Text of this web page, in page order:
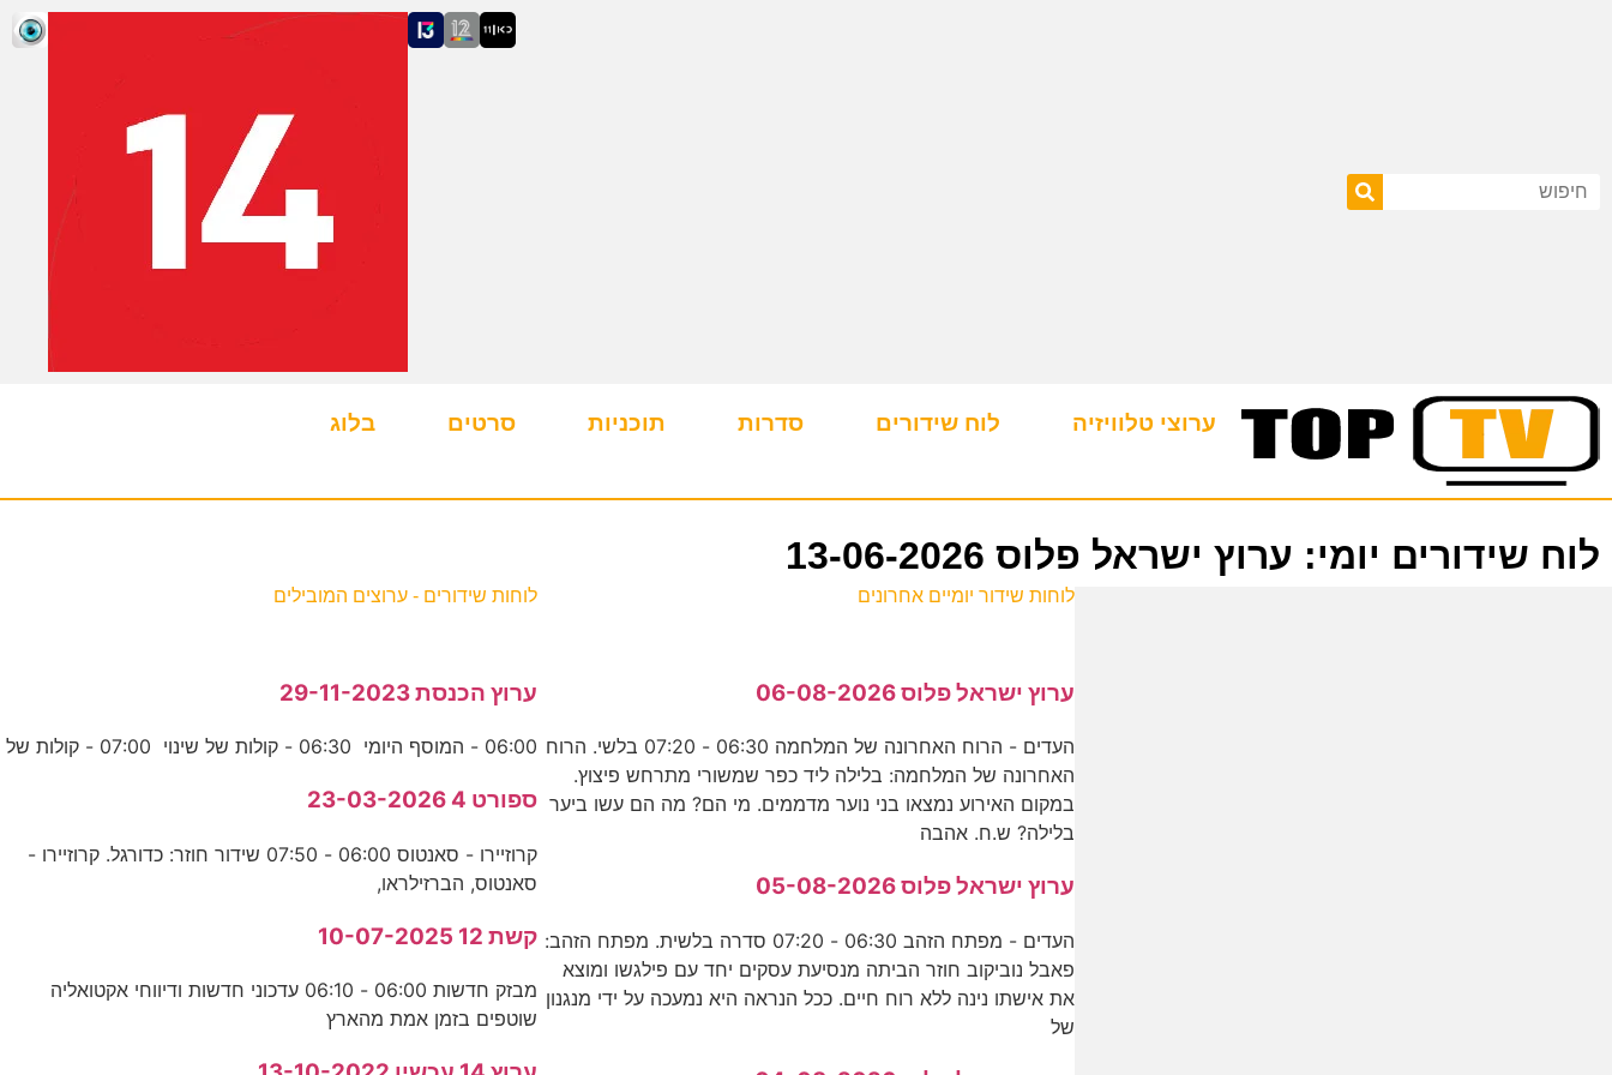
ערוצי טלוויזיה לוח שידורים סדרות תוכניות סרטים בלוג
לוח שידורים יומי: ערוץ ישראל פלוס 13-06-2026
לוחות שידור יומיים אחרונים
ערוץ ישראל פלוס 06-08-2026
העדים - הרוח האחרונה של המלחמה 06:30 - 07:20 בלשי. הרוח
האחרונה של המלחמה: בלילה ליד כפר שמשורי מתרחש פיצוץ.
במקום האירוע נמצאו בני נוער מדממים. מי הם? מה הם עשו ביער
בלילה? ש.ח. אהבה
ערוץ ישראל פלוס 05-08-2026
העדים - מפתח הזהב 06:30 - 07:20 סדרה בלשית. מפתח הזהב:
פאבל נוביקוב חוזר הביתה מנסיעת עסקים יחד עם פילגשו ומוצא
את אישתו נינה ללא רוח חיים. ככל הנראה היא נמעכה על ידי מנגנון
של
לוחות שידורים - ערוצים המובילים
ערוץ הכנסת 29-11-2023
06:00 - המוסף היומי 06:30 - קולות של שינוי 07:00 - קולות של
ספורט 4 23-03-2026
קרוזיירו - סאנטוס 06:00 - 07:50 שידור חוזר: כדורגל. קרוזיירו -
סאנטוס, הברזילראו,
קשת 12 10-07-2025
מבזק חדשות 06:00 - 06:10 עדכוני חדשות ודיווחי אקטואליה
שוטפים בזמן אמת מהארץ